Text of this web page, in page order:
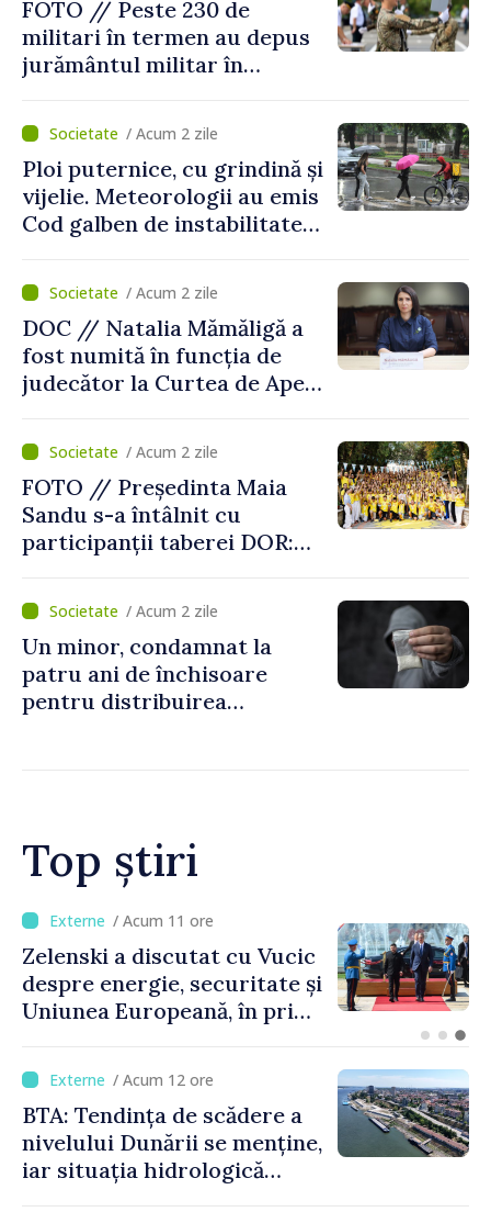
FOTO // Peste 230 de
militari în termen au depus
jurământul militar în
/ Acum 2 zile
Ploi puternice, cu grindină și
vijelie. Meteorologii au emis
Cod galben de instabilitate
/ Acum 2 zile
DOC // Natalia Mămăligă a
fost numită în funcția de
judecător la Curtea de Apel
/ Acum 2 zile
FOTO // Președinta Maia
Sandu s-a întâlnit cu
participanții taberei DOR:
noastră rămâne puternică”
/ Acum 2 zile
Un minor, condamnat la
patru ani de închisoare
pentru distribuirea
Top știri
Bulgaria: Ambasadoarea
Ucrainei, convocată la
Ministerul de Externe în
legătură cu drona prăbușită
/ Acum 12 ore
BTA: Tendința de scădere a
nivelului Dunării se menține,
iar situația hidrologică